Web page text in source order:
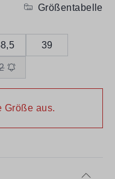
Größentabelle
39
Größe aus.